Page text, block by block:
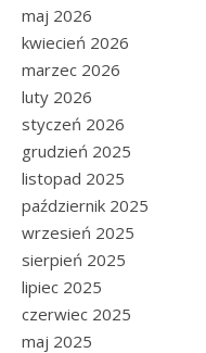
maj 2026
kwiecień 2026
marzec 2026
luty 2026
styczeń 2026
grudzień 2025
listopad 2025
październik 2025
wrzesień 2025
sierpień 2025
lipiec 2025
czerwiec 2025
maj 2025